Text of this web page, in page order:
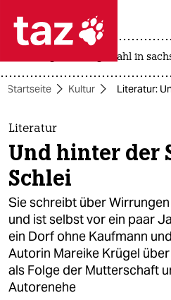
 taz zahl
taz zahl ich
themen
politik
öko
gesellschaft
kultur
sport
landtagswahl in
Startseite Kultur Literatur:
Literatur
Und hinter der
Schlei
Sie schreibt über
und ist selbst vor ein paar
ein Dorf ohne Kaufmann
Autorin Mareike Krügel
als Folge der Mutterschaft
Autorenehe